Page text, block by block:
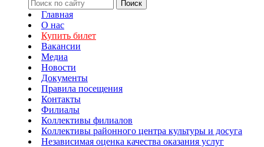
Главная
О нас
Купить билет
Вакансии
Медиа
Новости
Документы
Правила посещения
Контакты
Филиалы
Коллективы филиалов
Коллективы районного центра культуры и досуга
Независимая оценка качества оказания услуг